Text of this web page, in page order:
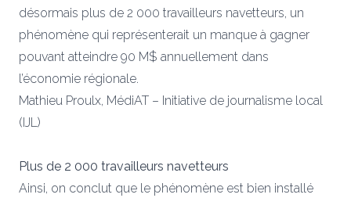
désormais plus de 2 000 travailleurs navetteurs, un
phénomène qui représenterait un manque à gagner
pouvant atteindre 90 M$ annuellement dans
l’économie régionale.
Mathieu Proulx, MédiAT – Initiative de journalisme local
(IJL)
Plus de 2 000 travailleurs navetteurs
Ainsi, on conclut que le phénomène est bien installé